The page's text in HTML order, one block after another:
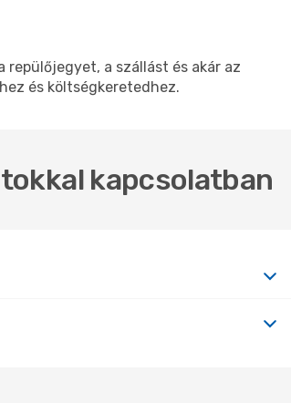
repülőjegyet, a szállást és akár az
és költségkeretedhez.
kapcsolatban